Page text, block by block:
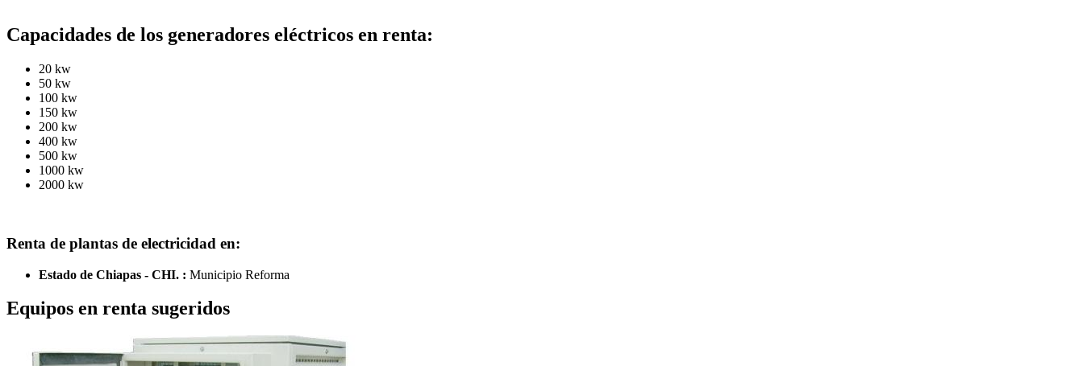
Capacidades de los generadores eléctricos en renta:
20 kw
50 kw
100 kw
150 kw
200 kw
400 kw
500 kw
1000 kw
2000 kw
Renta de plantas de electricidad en:
Estado de Chiapas - CHI. : Municipio Reforma
Equipos en renta sugeridos